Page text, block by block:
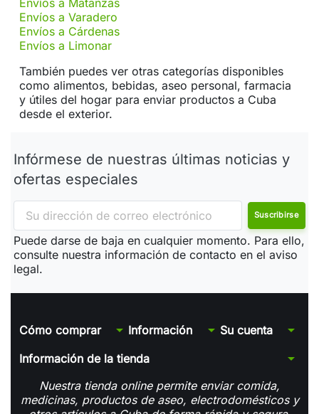
Envíos a Varadero
Envíos a Cárdenas
Envíos a Limonar
También puedes ver otras categorías disponibles
como alimentos, bebidas, aseo personal, farmacia
y útiles del hogar para enviar productos a Cuba
desde el exterior.
Infórmese de nuestras últimas noticias y
ofertas especiales
Puede darse de baja en cualquier momento. Para ello,
consulte nuestra información de contacto en el aviso
legal.
Cómo comprar arrow_drop_down Información arrow_drop_down Su cuenta arrow_drop_down
Información de la tienda arrow_drop_down
Nuestra tienda online permite enviar comida,
medicinas, productos de aseo, electrodomésticos y